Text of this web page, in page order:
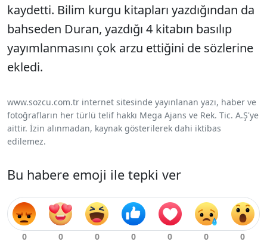
kaydetti. Bilim kurgu kitapları yazdığından da
bahseden Duran, yazdığı 4 kitabın basılıp
yayımlanmasını çok arzu ettiğini de sözlerine
ekledi.
www.sozcu.com.tr internet sitesinde yayınlanan yazı, haber ve
fotoğrafların her türlü telif hakkı Mega Ajans ve Rek. Tic. A.Ş'ye
aittir. İzin alınmadan, kaynak gösterilerek dahi iktibas
edilemez.
Bu habere emoji ile tepki ver